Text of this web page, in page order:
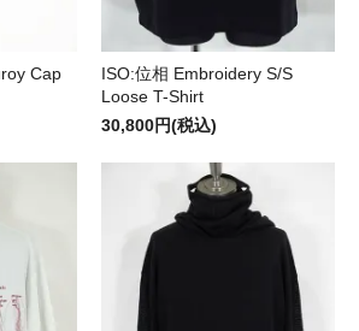
Cap
ISO:位相 Embroidery S/S
Loose T-Shirt
30,800円(税込)